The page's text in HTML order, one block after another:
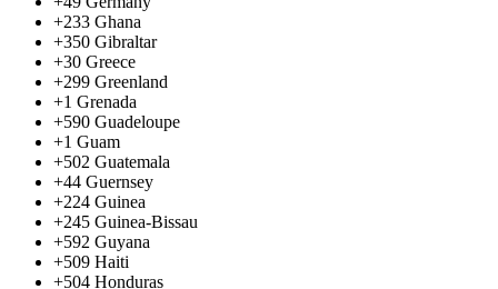
+233 Ghana
+350 Gibraltar
+30 Greece
+299 Greenland
+1 Grenada
+590 Guadeloupe
+1 Guam
+502 Guatemala
+44 Guernsey
+224 Guinea
+245 Guinea-Bissau
+592 Guyana
+509 Haiti
+504 Honduras